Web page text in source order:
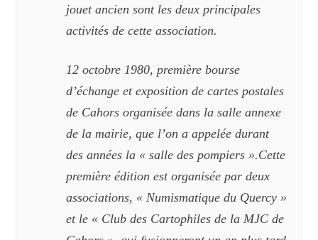
jouet ancien sont les deux principales
activités de cette association.
12 octobre 1980,première bourse
d’échange et exposition de cartes postales
de Cahors organisée dans lasalle annexe
de lamairie, que l’on a appelée durant
des années la «salle des pompiers ».Cette
première édition est organisée par deux
associations, «Numismatique du Quercy »
et le « Club des Cartophiles de la MJC de